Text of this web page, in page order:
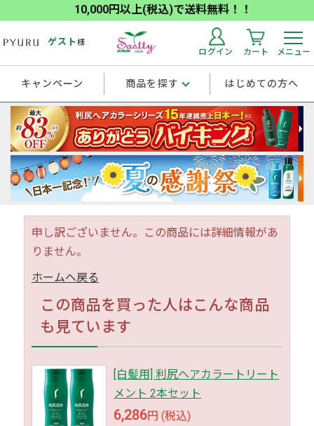
10,000円以上(税込)で送料無料！！
ゲスト様
ログイン カート メニュー
キャンペーン 商品を探す はじめての方へ
申し訳ございません。この商品には詳細情報があ
りません。
ホームへ戻る
この商品を買った人はこんな商品
も見ています
[白髪用] 利尻ヘアカラートリート
メント 2本セット
6,286円 (税込)